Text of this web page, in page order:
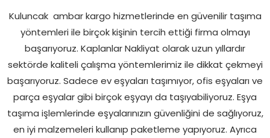
Kuluncak ambar kargo hizmetlerinde en güvenilir taşıma
yöntemleri ile birçok kişinin tercih ettiği firma olmayı
başarıyoruz. Kaplanlar Nakliyat olarak uzun yıllardır
sektörde kaliteli çalışma yöntemlerimiz ile dikkat çekmeyi
başarıyoruz. Sadece ev eşyaları taşımıyor, ofis eşyaları ve
parça eşyalar gibi birçok eşyayı da taşıyabiliyoruz. Eşya
taşıma işlemlerinde eşyalarınızın güvenliğini de sağlıyoruz,
en iyi malzemeleri kullanıp paketleme yapıyoruz. Ayrıca